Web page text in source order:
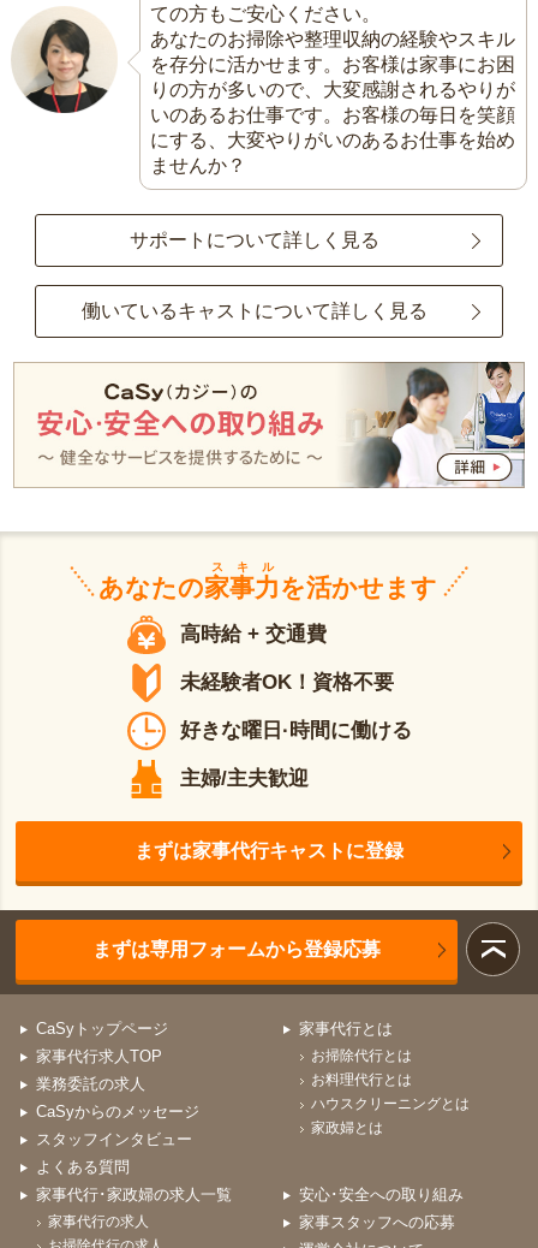
ての方もご安心ください。
あなたのお掃除や整理収納の経験やスキル
を存分に活かせます。お客様は家事にお困
りの方が多いので、大変感謝されるやりが
いのあるお仕事です。お客様の毎日を笑顔
にする、大変やりがいのあるお仕事を始め
ませんか？
サポートについて詳しく見る
働いているキャストについて詳しく見る
あなたの家事力
スキル
を活かせます
高時給 + 交通費
未経験者OK！資格不要
好きな曜日·時間に働ける
主婦/主夫歓迎
まずは家事代行キャストに登録
まずは専用フォームから登録応募
CaSyトップページ
家事代行求人TOP
業務委託の求人
CaSyからのメッセージ
スタッフインタビュー
よくある質問
家事代行とは
お掃除代行とは
お料理代行とは
ハウスクリーニングとは
家政婦とは
家事代行･家政婦の求人一覧
家事代行の求人
安心･安全への取り組み
家事スタッフへの応募